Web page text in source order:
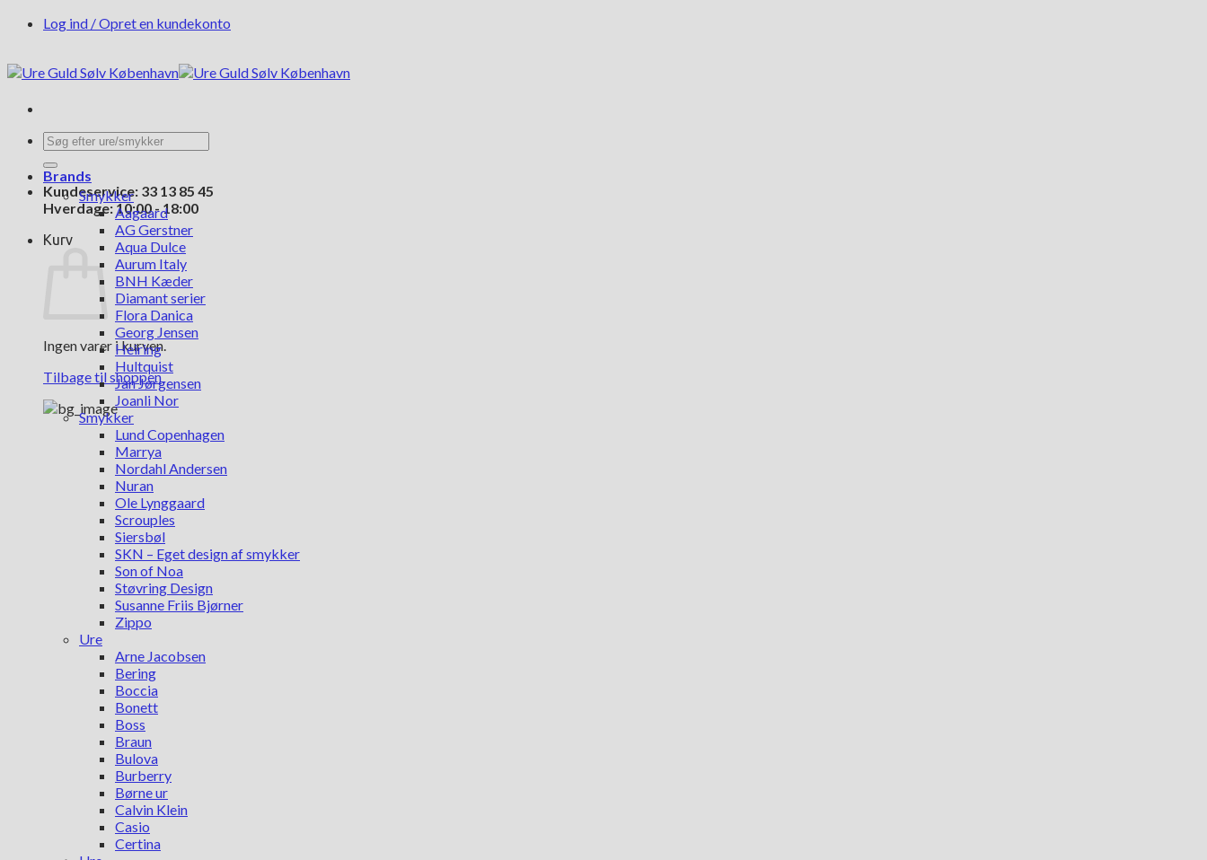
FortsætLog ind / Opret en kundekonto
Søg
efter:
Kundeservice: 33 13 85 45
Hverdage: 10:00 - 18:00
Kurv
Ingen varer i kurven.
Tilbage til shoppen
Brands
Smykker
Aagaard
AG Gerstner
Aqua Dulce
Aurum Italy
BNH Kæder
Diamant serier
Flora Danica
Georg Jensen
Heiring
Hultquist
Jan Jørgensen
Joanli Nor
Smykker
Lund Copenhagen
Marrya
Nordahl Andersen
Nuran
Ole Lynggaard
Scrouples
Siersbøl
SKN – Eget design af smykker
Son of Noa
Støvring Design
Susanne Friis Bjørner
Zippo
Ure
Arne Jacobsen
Bering
Boccia
Bonett
Boss
Braun
Bulova
Burberry
Børne ur
Calvin Klein
Casio
Certina